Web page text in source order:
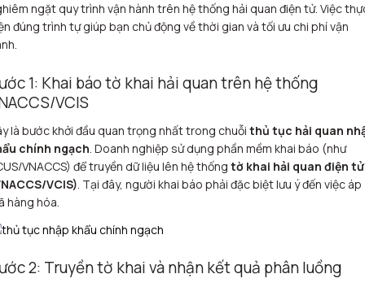
ngặt quy trình vận hành trên hệ thống hải quan điện tử. Việc
đúng trình tự giúp bạn chủ động về thời gian và tối ưu chi phí vận
1: Khai báo tờ khai hải quan trên hệ thống
VCIS
là bước khởi đầu quan trọng nhất trong chuỗi thủ tục hải quan
chính ngạch. Doanh nghiệp sử dụng phần mềm khai báo (như
VNACCS) để truyền dữ liệu lên hệ thống tờ khai hải quan điện tử
VCIS). Tại đây, người khai báo phải đặc biệt lưu ý đến việc áp
hàng hóa.
2: Truyền tờ khai và nhận kết quả phân luồng